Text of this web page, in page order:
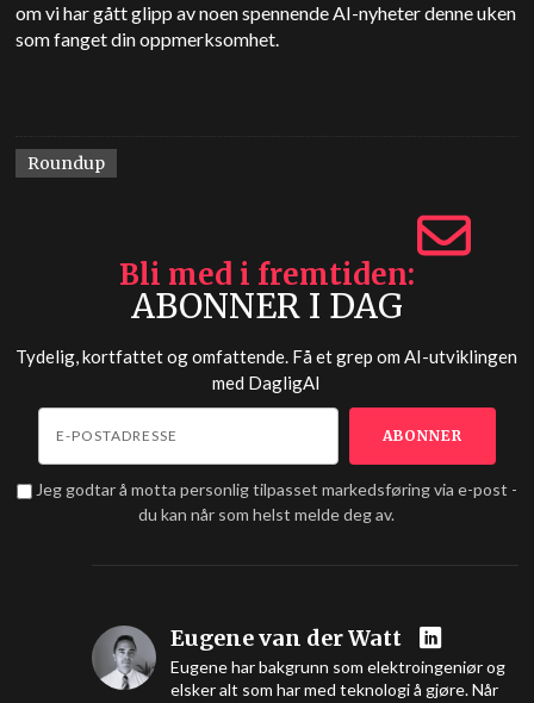
om vi har gått glipp av noen spennende AI-nyheter denne uken
som fanget din oppmerksomhet.
Roundup
Bli med i fremtiden
ABONNER I DAG
Tydelig, kortfattet og omfattende. Få et grep om AI-utviklingen
med DagligAI
Jeg godtar å motta personlig tilpasset markedsføring via e-post -
du kan når som helst melde deg av.
Eugene van der Watt
Eugene har bakgrunn som elektroingeniør og
elsker alt som har med teknologi å gjøre. Når